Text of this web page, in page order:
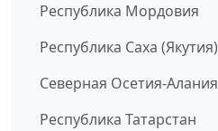
Республика Мордовия
Республика Саха (Якутия)
Северная Осетия-Алания
Республика Татарстан